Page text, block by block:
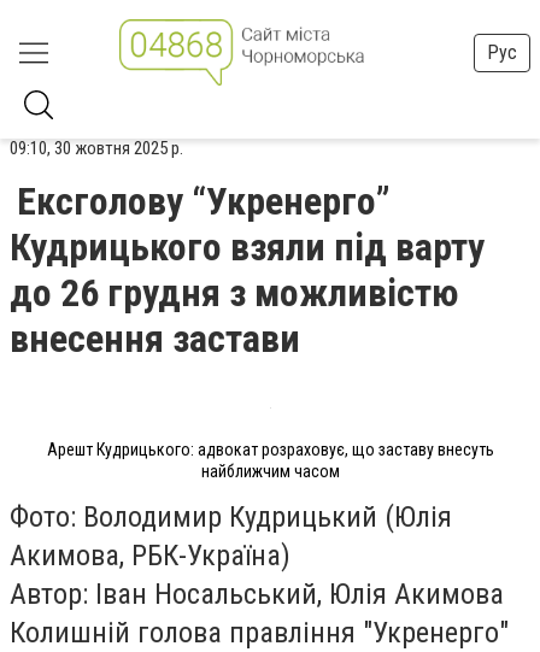
Рус
09:10, 30 жовтня 2025 р.
Ексголову “Укренерго”
Кудрицького взяли під варту
до 26 грудня з можливістю
внесення застави
Арешт Кудрицького: адвокат розраховує, що заставу внесуть
найближчим часом
Фото: Володимир Кудрицький (Юлія
Акимова, РБК-Україна)
Автор: Іван Носальський, Юлія Акимова
Колишній голова правління "Укренерго"